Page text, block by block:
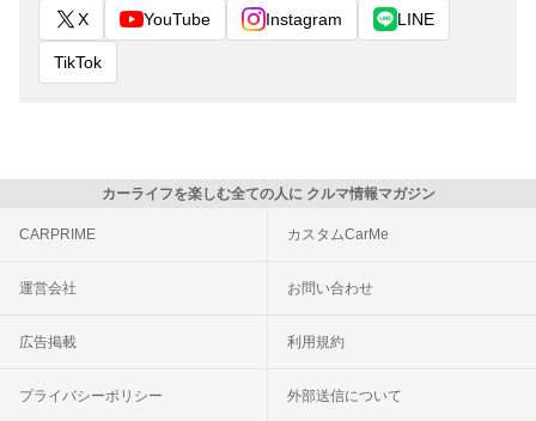
X YouTube Instagram LINE
TikTok
カーライフを楽しむ全ての人に クルマ情報マガジン
CARPRIME カスタムCarMe
運営会社 お問い合わせ
広告掲載 利用規約
プライバシーポリシー 外部送信について